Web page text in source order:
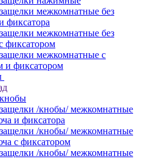
межкомнатные без
фиксатора
межкомнатные без
фиксатором
межкомнатные с
и фиксатором
/кнобы/ межкомнатные
и фиксатора
/кнобы/ межкомнатные
с фиксатором
/кнобы/ межкомнатные